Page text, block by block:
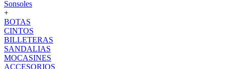
Sonsoles
+
BOTAS
CINTOS
BILLETERAS
SANDALIAS
MOCASINES
ACCESORIOS